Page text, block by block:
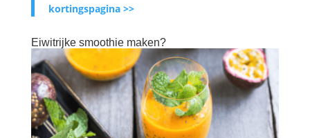
kortingspagina >>
Eiwitrijke smoothie maken?